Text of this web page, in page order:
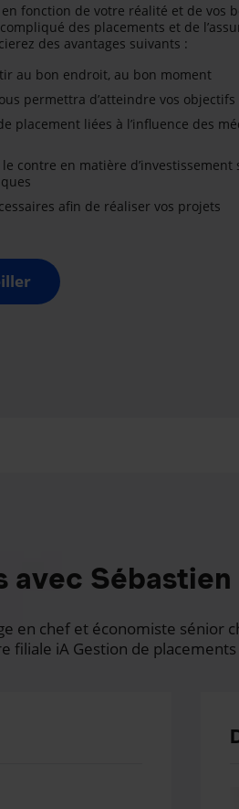
fonction de votre réalité et de vos
des placements et de
des avantages suivants :
au bon endroit, au bon moment
permettra d’atteindre vos objectifs
placement liées à l’influence des
contre en matière d’investissement
afin de réaliser vos projets
Sébastien
en chef et économiste
iA Gestion de placements